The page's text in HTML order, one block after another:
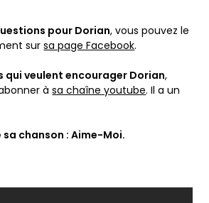
pour Dorian, vous pouvez le
sursa page Facebook.
qui veulent encourager Dorian,
àsa chaîne youtube. Il a un
chanson : Aime-Moi.